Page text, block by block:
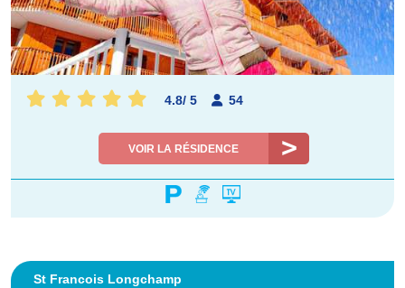
4.8/ 5 54
VOIR LA RÉSIDENCE
St Francois Longchamp